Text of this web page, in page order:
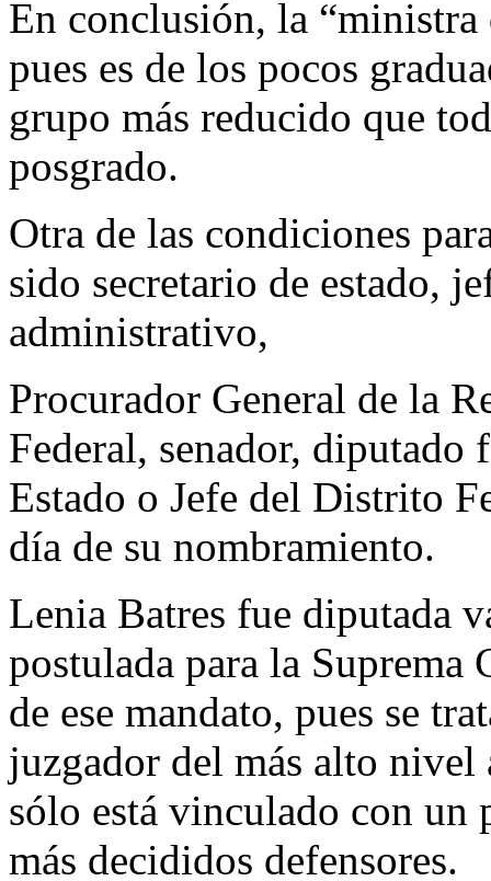
En conclusión, la “ministra
pues es de los pocos
grupo más reducido que
posgrado.
​Otra de las condiciones
sido secretario de estado,
administrativo,
Procurador General de la
Federal, senador, diputado
Estado o Jefe del Distrito
día de su nombramiento.
​Lenia Batres fue diputada
postulada para la Suprema
de ese mandato, pues se
juzgador del más alto nivel
sólo está vinculado con un
más decididos defensores.